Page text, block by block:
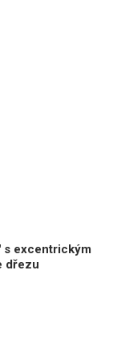
s excentrickým
dřezu